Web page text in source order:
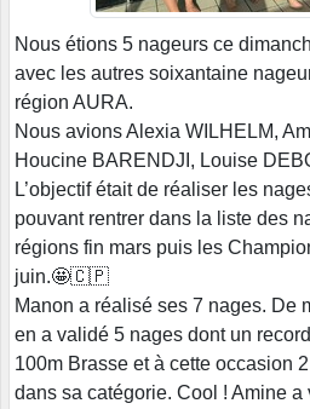
Nous étions 5 nageurs ce
avec les autres soixantaine
région AURA.
Nous avions Alexia WILHELM,
Houcine BARENDJI, Louise
L’objectif était de réaliser les
pouvant rentrer dans la liste des
régions fin mars puis les
juin.🤩🇨🇵
Manon a réalisé ses 7 nages. De
en a validé 5 nages dont un
100m Brasse et à cette occasion
dans sa catégorie. Cool ! Amine